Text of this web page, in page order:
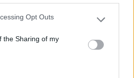
app uses one or more Google
usage behaviour. You may click to
specified purposes in below Google
Opt Outs
the Sharing of my
Ottima qualità/prezzo visto
altri campeggi che ti fanno
nel prezzo che in
di partenza non si vuole